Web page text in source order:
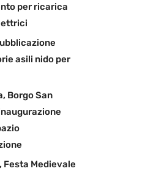
per ricarica
asili nido per
Borgo San
Festa Medievale